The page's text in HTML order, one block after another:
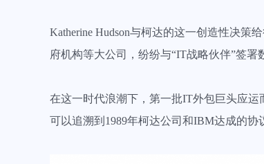
Katherine Hudson与柯达的这一创造性决
府机构等大公司，纷纷与“IT战略伙伴”签署
在这一时代浪潮下，第一批IT外包巨头应
可以追溯到1989年柯达公司和IBM达成的